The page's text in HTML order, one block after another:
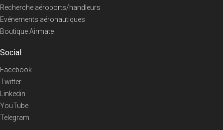
Recherche aéroports/handleurs
Evénements aéronautiques
Boutique Airmate
Social
Facebook
Twitter
Linkedin
YouTube
Telegram